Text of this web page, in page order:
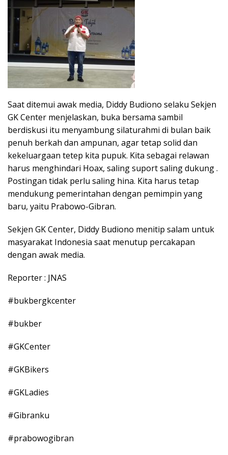
Saat ditemui awak media, Diddy Budiono selaku Sekjen
GK Center menjelaskan, buka bersama sambil
berdiskusi itu menyambung silaturahmi di bulan baik
penuh berkah dan ampunan, agar tetap solid dan
kekeluargaan tetep kita pupuk. Kita sebagai relawan
harus menghindari Hoax, saling suport saling dukung .
Postingan tidak perlu saling hina. Kita harus tetap
mendukung pemerintahan dengan pemimpin yang
baru, yaitu Prabowo-Gibran.
Sekjen GK Center, Diddy Budiono menitip salam untuk
masyarakat Indonesia saat menutup percakapan
dengan awak media.
Reporter : JNAS
#bukbergkcenter
#bukber
#GKCenter
#GKBikers
#GKLadies
#Gibranku
#prabowogibran